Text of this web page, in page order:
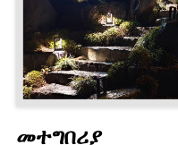
መተግበሪያ